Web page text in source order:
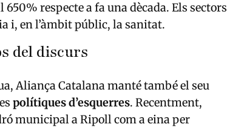
respecte a fa una dècada. Els sectors
i, en l’àmbit públic, la sanitat.
del discurs
Aliança Catalana manté també el seu
polítiques d’esquerres. Recentment,
municipal a Ripoll com a eina per